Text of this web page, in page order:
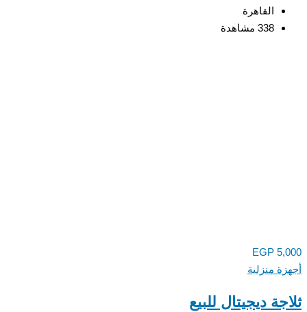
القاهرة
338 مشاهدة
EGP 5,000
أجهزة منزلية
ثلاجة ديجيتال للبيع